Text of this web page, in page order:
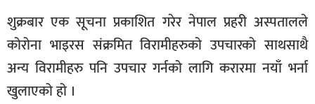
शुक्रबार एक सूचना प्रकाशित गरेर नेपाल प्रहरी अस्पतालले
कोरोना भाइरस संक्रमित विरामीहरुको उपचारको साथसाथै
अन्य विरामीहरु पनि उपचार गर्नको लागि करारमा नयाँ भर्ना
खुलाएको हो ।